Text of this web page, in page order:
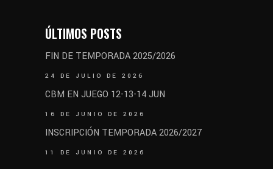
ÚLTIMOS POSTS
FIN DE TEMPORADA 2025/2026
24 DE JULIO DE 2026
CBM EN JUEGO 12-13-14 JUN
16 DE JUNIO DE 2026
INSCRIPCIÓN TEMPORADA 2026/2027
11 DE JUNIO DE 2026